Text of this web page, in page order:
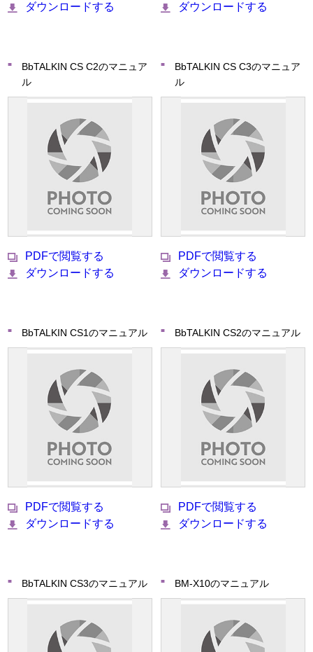
ダウンロードする
ダウンロードする
BbTALKIN CS C2のマニュア
ル
PDFで閲覧する
ダウンロードする
BbTALKIN CS C3のマニュア
ル
PDFで閲覧する
ダウンロードする
BbTALKIN CS1のマニュアル
PDFで閲覧する
ダウンロードする
BbTALKIN CS2のマニュアル
PDFで閲覧する
ダウンロードする
BbTALKIN CS3のマニュアル BM-X10のマニュアル